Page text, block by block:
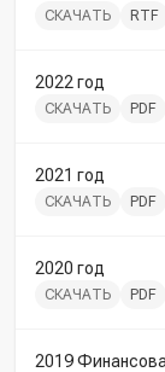
СКАЧАТЬ RTF
2022 год
СКАЧАТЬ PDF
2021 год
СКАЧАТЬ PDF
2020 год
СКАЧАТЬ PDF
2019